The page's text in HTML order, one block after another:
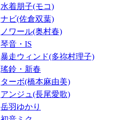
水着朋子(モコ)
ナビ(佐倉双葉)
ノワール(奥村春)
琴音・IS
暴走ウィンド(多祢村理子)
瑤鈴・新春
ターボ(橋本麻由美)
アンジュ(長尾愛歌)
岳羽ゆかり